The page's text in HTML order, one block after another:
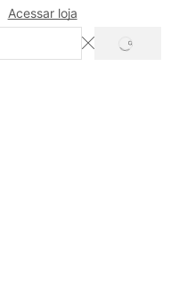
Acessar loja
SEARCH